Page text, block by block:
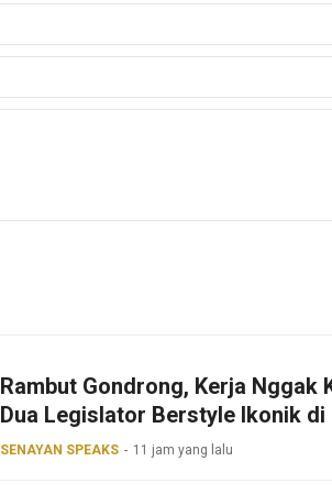
Rambut Gondrong, Kerja Nggak
Dua Legislator Berstyle Ikonik di
SENAYAN SPEAKS 11 jam yang lalu